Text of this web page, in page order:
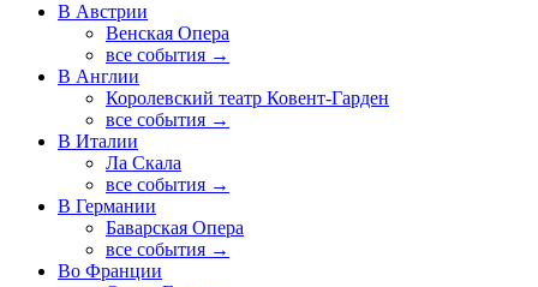
В Австрии
Венская Опера
все события →
В Англии
Королевский театр Ковент-Гарден
все события →
В Италии
Ла Скала
все события →
В Германии
Баварская Опера
все события →
Во Франции